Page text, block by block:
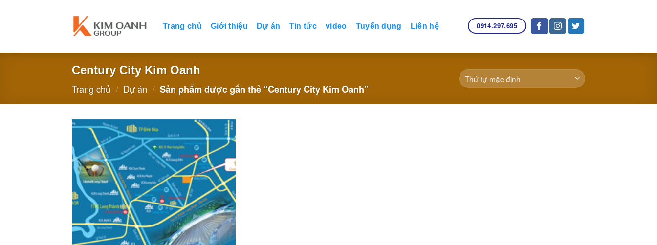
Trang chủ Giới thiệu Dự án Tin tức video Tuyển dụng Liên hệ 0914.297.695
Century City Kim Oanh
Trang chủ / Dự án / Sản phẩm được gắn thẻ “Century City Kim Oanh”